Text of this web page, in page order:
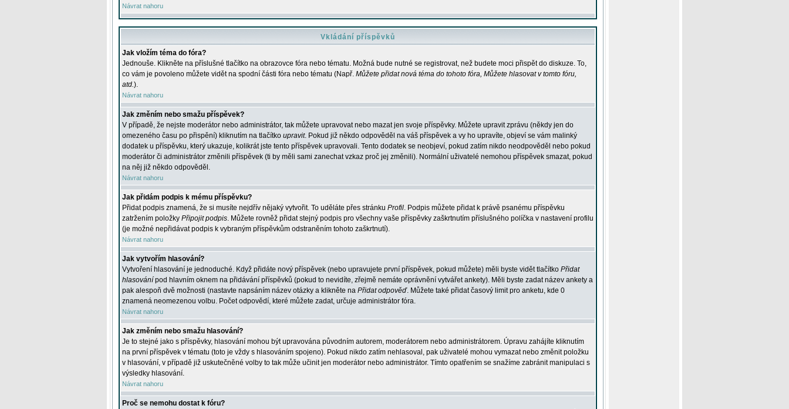
Návrat nahoru
Vkládání příspěvků
Jak vložím téma do fóra?
Jednouše. Klikněte na příslušné tlačítko na obrazovce fóra nebo tématu. Možná bude nutné se registrovat, než budete moci přispět do diskuze. To,
co vám je povoleno můžete vidět na spodní části fóra nebo tématu (Např. Můžete přidat nová téma do tohoto fóra, Můžete hlasovat v tomto fóru,
atd.).
Návrat nahoru
Jak změním nebo smažu příspěvek?
V případě, že nejste moderátor nebo administrátor, tak můžete upravovat nebo mazat jen svoje příspěvky. Můžete upravit zprávu (někdy jen do
omezeného času po přispění) kliknutím na tlačítko upravit. Pokud již někdo odpověděl na váš příspěvek a vy ho upravíte, objeví se vám malinký
dodatek u příspěvku, který ukazuje, kolikrát jste tento příspěvek upravovali. Tento dodatek se neobjeví, pokud zatím nikdo neodpověděl nebo pokud
moderátor či administrátor změnili příspěvek (ti by měli sami zanechat vzkaz proč jej změnili). Normální uživatelé nemohou příspěvek smazat, pokud
na něj již někdo odpověděl.
Návrat nahoru
Jak přidám podpis k mému příspěvku?
Přidat podpis znamená, že si musíte nejdřív nějaký vytvořit. To uděláte přes stránku Profil. Podpis můžete přidat k právě psanému příspěvku
zatržením položky Připojit podpis. Můžete rovněž přidat stejný podpis pro všechny vaše příspěvky zaškrtnutím příslušného políčka v nastavení profilu
(je možné nepřidávat podpis k vybraným příspěvkům odstraněním tohoto zaškrtnutí).
Návrat nahoru
Jak vytvořím hlasování?
Vytvoření hlasování je jednoduché. Když přidáte nový příspěvek (nebo upravujete první příspěvek, pokud můžete) měli byste vidět tlačítko Přidat
hlasování pod hlavním oknem na přidávání příspěvků (pokud to nevidíte, zřejmě nemáte oprávnění vytvářet ankety). Měli byste zadat název ankety a
pak alespoň dvě možnosti (nastavte napsáním název otázky a klikněte na Přidat odpověď. Můžete také přidat časový limit pro anketu, kde 0
znamená neomezenou volbu. Počet odpovědí, které můžete zadat, určuje administrátor fóra.
Návrat nahoru
Jak změním nebo smažu hlasování?
Je to stejné jako s příspěvky, hlasování mohou být upravována původním autorem, moderátorem nebo administrátorem. Úpravu zahájíte kliknutím
na první příspěvek v tématu (toto je vždy s hlasováním spojeno). Pokud nikdo zatím nehlasoval, pak uživatelé mohou vymazat nebo změnit položku
v hlasování, v případě již uskutečněné volby to tak může učinit jen moderátor nebo administrátor. Tímto opatřením se snažíme zabránit manipulaci s
výsledky hlasování.
Návrat nahoru
Proč se nemohu dostat k fóru?